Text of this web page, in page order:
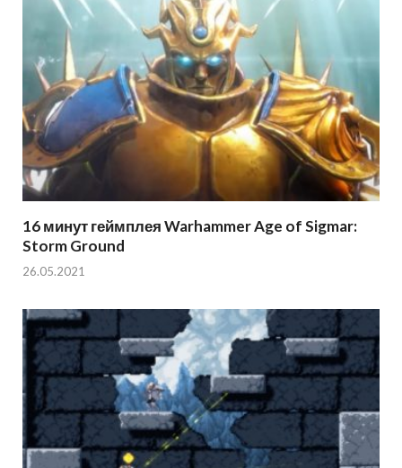
16 минут геймплея Warhammer Age of Sigmar:
Storm Ground
26.05.2021